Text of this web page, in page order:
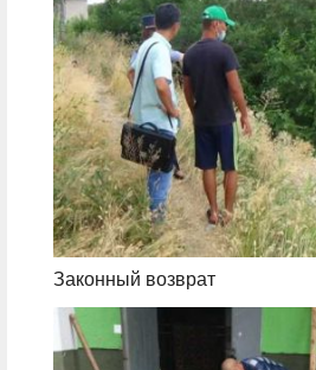
Законный возврат